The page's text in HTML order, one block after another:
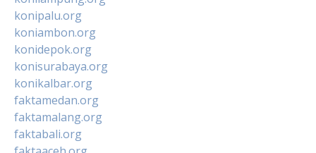
konipalu.org
koniambon.org
konidepok.org
konisurabaya.org
konikalbar.org
faktamedan.org
faktamalang.org
faktabali.org